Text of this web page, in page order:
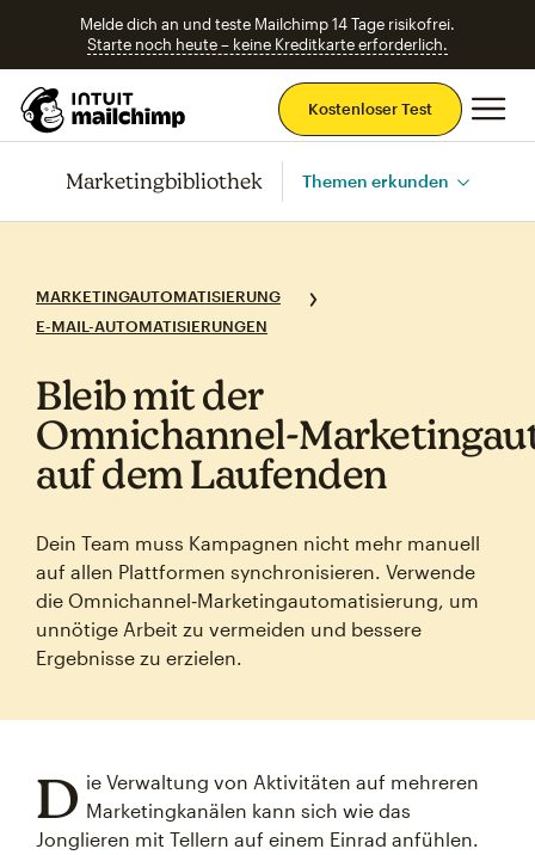
Melde dich an und teste Mailchimp 14 Tage risikofrei.
Starte noch heute – keine Kreditkarte erforderlich.
Kostenloser Test
Marketingbibliothek Themen erkunden
MARKETINGAUTOMATISIERUNG
E-MAIL-AUTOMATISIERUNGEN
Bleib mit der
auf dem Laufenden
Dein Team muss Kampagnen nicht mehr manuell
auf allen Plattformen synchronisieren. Verwende
die Omnichannel‑Marketingautomatisierung, um
unnötige Arbeit zu vermeiden und bessere
Ergebnisse zu erzielen.
D ie Verwaltung von Aktivitäten auf mehreren
Marketingkanälen kann sich wie das
Jonglieren mit Tellern auf einem Einrad anfühlen.